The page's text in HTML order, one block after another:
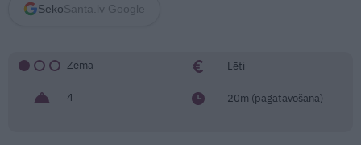
Seko Santa.lv Google
Zema Lēti
4 20m (pagatavošana)